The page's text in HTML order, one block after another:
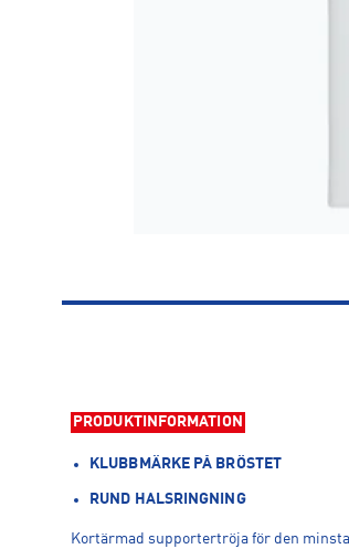
PRODUKTINFORMATION
KLUBBMÄRKE PÅ BRÖSTET
RUND HALSRINGNING
Kortärmad supportertröja för den